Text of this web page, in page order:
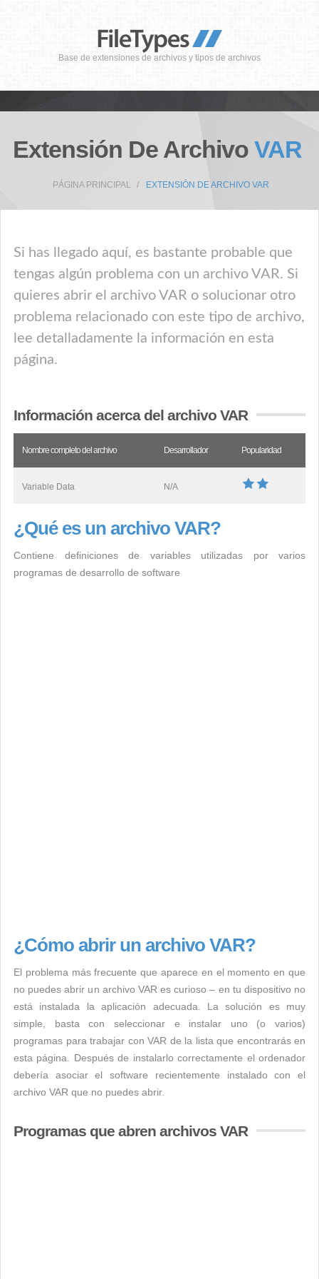
Base de extensiones de archivos y tipos de archivos
Extensión De Archivo VAR
PÁGINA PRINCIPAL EXTENSIÓN DE ARCHIVO VAR
Si has llegado aquí, es bastante probable que
tengas algún problema con un archivo VAR. Si
quieres abrir el archivo VAR o solucionar otro
problema relacionado con este tipo de archivo,
lee detalladamente la información en esta
página.
Información acerca del archivo VAR
Nombre completo del archivo Desarrollador Popularidad
Variable Data N/A
¿Qué es un archivo VAR?
Contiene definiciones de variables utilizadas por varios
programas de desarrollo de software
¿Cómo abrir un archivo VAR?
El problema más frecuente que aparece en el momento en que
no puedes abrir un archivo VAR es curioso – en tu dispositivo no
está instalada la aplicación adecuada. La solución es muy
simple, basta con seleccionar e instalar uno (o varios)
programas para trabajar con VAR de la lista que encontrarás en
esta página. Después de instalarlo correctamente el ordenador
debería asociar el software recientemente instalado con el
archivo VAR que no puedes abrir.
Programas que abren archivos VAR